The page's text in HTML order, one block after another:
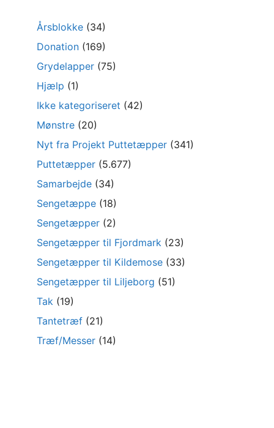
Årsblokke (34)
Donation (169)
Grydelapper (75)
Hjælp (1)
Ikke kategoriseret (42)
Mønstre (20)
Nyt fra Projekt Puttetæpper (341)
Puttetæpper (5.677)
Samarbejde (34)
Sengetæppe (18)
Sengetæpper (2)
Sengetæpper til Fjordmark (23)
Sengetæpper til Kildemose (33)
Sengetæpper til Liljeborg (51)
Tak (19)
Tantetræf (21)
Træf/Messer (14)